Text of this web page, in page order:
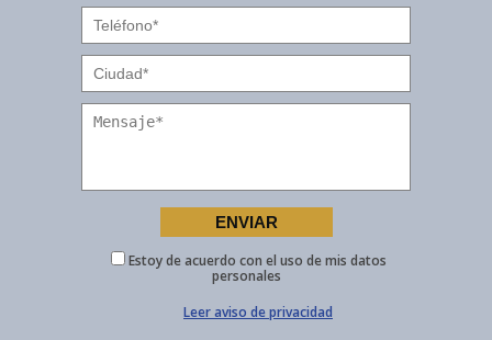
Estoy de acuerdo con el uso de mis datos
personales
Leer aviso de privacidad